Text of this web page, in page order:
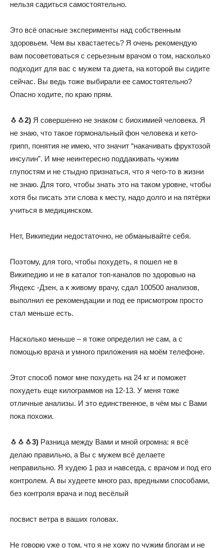
нельзя садиться самостоятельно.
Это всё опасные эксперименты над собственным
здоровьем. Чем вы хвастаетесь? Я очень рекомендую
вам посоветоваться с серьезным врачом о том, насколько
подходит для вас с мужем та диета, на которой вы сидите
сейчас. Вы ведь тоже выбирали ее самостоятельно?
Опасно ходите, по краю прям.
🐧🐧2) Я совершенно не знаком с биохимией человека. Я
не знаю, что такое гормональный фон человека и кето-
грипп, понятия не имею, что значит “накачивать фруктозой
инсулин”. И мне неинтересно поддакивать чужим
глупостям и не стыдно признаться, что я чего-то в жизни
не знаю. Для того, чтобы знать это на таком уровне, чтобы
хотя бы писать эти слова к месту, надо долго и на пятёрки
учиться в медицинском.
Нет, Википедии недостаточно, не обманывайте себя.
Поэтому, для того, чтобы похудеть, я пошел не в
Википедию и не в каталог топ-каналов по здоровью на
Яндекс -Дзен, а к живому врачу, сдал 100500 анализов,
выполнил ее рекомендации и под ее присмотром просто
стал меньше есть.
Насколько меньше – я тоже определил не сам, а с
помощью врача и умного приложения на моём телефоне.
Этот способ помог мне похудеть на 24 кг и поможет
похудеть еще килограммов на 12-13. У меня тоже
отличные анализы. И это единственное, в чём мы с Вами
пока похожи.
🐧🐧🐧3) Разница между Вами и мной огромна: я всё
делаю правильно, а Вы с мужем всё делаете
неправильно. Я худею 1 раз и навсегда, с врачом и под его
контролем. А вы худеете много раз, вредными способами,
без контроля врача и под весёлый
посвист ветра в ваших головах.
Не говорю уже о том, что я не хожу по чужим блогам и не